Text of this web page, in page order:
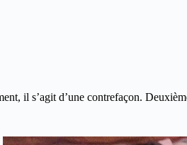
il s’agit d’une contrefaçon.